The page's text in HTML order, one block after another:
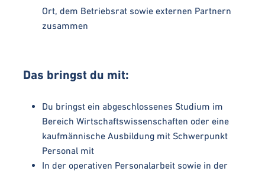
Ort, dem Betriebsrat sowie externen Partnern
zusammen
Das bringst du mit:
Du bringst ein abgeschlossenes Studium im
Bereich Wirtschaftswissenschaften oder eine
kaufmännische Ausbildung mit Schwerpunkt
Personal mit
In der operativen Personalarbeit sowie in der